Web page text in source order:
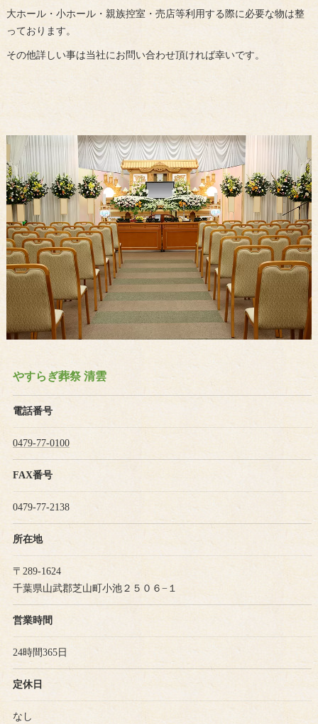
大ホール・小ホール・親族控室・売店等利用する際に必要な物は整
っております。
その他詳しい事は当社にお問い合わせ頂ければ幸いです。
やすらぎ葬祭 清雲
電話番号
0479-77-0100
FAX番号
0479-77-2138
所在地
〒289-1624
千葉県山武郡芝山町小池２５０６−１
営業時間
24時間365日
定休日
なし